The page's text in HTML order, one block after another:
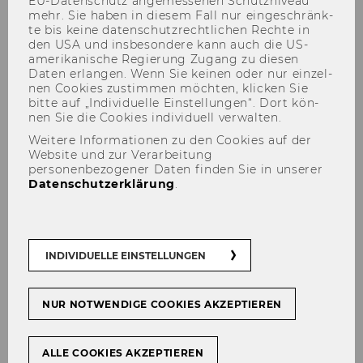
WITS - TRAINS
Zur Da­ten­bank
WITS (World In­te­gra­ted Trade So­lu­ti­on)
eine von der Welt­bank ent­wi­ckel­te Soft­ware,
ment) und an­de­ren Or­ga­ni­sa­tio­nen den Zu­griff
auf Daten zuHan­delundZöl­len
mehr. Sie haben in die­sem Fall nur ein­ge­schränk­
te bis keine da­ten­schutz­recht­li­chen Rech­te in
den USA und ins­be­son­de­re kann auch die US-​
amerikanische Re­gie­rung Zu­gang zu die­sen
Daten er­lan­gen. Wenn Sie kei­nen oder nur ein­zel­
nen Coo­kies zu­stim­men möch­ten, kli­cken Sie
bitte auf „In­di­vi­du­el­le Ein­stel­lun­gen“. Dort kön­
nen Sie die Coo­kies in­di­vi­du­ell ver­wal­ten.
Weitere Informationen zu den Cookies auf der
Website und zur Verarbeitung
personenbezogener Daten finden Sie in unserer
Datenschutzerklärung.
INDIVIDUELLE EINSTELLUNGEN
NUR NOTWENDIGE COOKIES AKZEPTIEREN
ALLE COOKIES AKZEPTIEREN